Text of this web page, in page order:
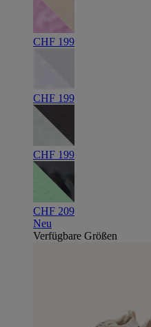
CHF 199
CHF 199
CHF 199
CHF 209
Neu
Verfügbare Größen